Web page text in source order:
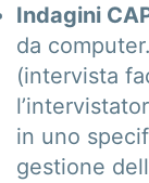
Indagini
da
(intervista
in uno
gestione